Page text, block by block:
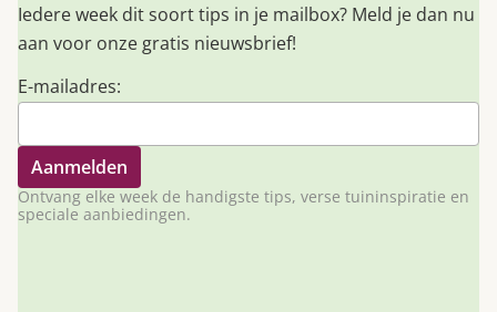
Iedere week dit soort tips in je mailbox? Meld je dan nu
aan voor onze gratis nieuwsbrief!
E-mailadres:
Ontvang elke week de handigste tips, verse tuininspiratie en
speciale aanbiedingen.